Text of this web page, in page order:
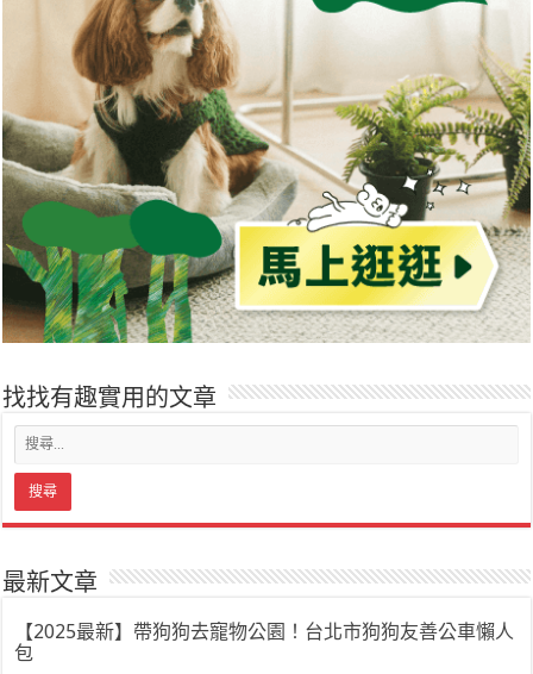
找找有趣實用的文章
最新文章
【2025最新】帶狗狗去寵物公園！台北市狗狗友善公車懶人
包